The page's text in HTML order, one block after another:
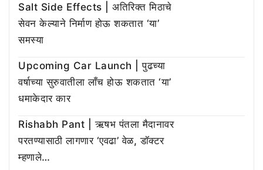
Salt Side Effects | अतिरिक्त मिठाचे
सेवन केल्याने निर्माण होऊ शकतात ‘या’
समस्या
Upcoming Car Launch | पुढच्या
वर्षाच्या सुरुवातीला लाँच होऊ शकतात ‘या’
धमाकेदार कार
Rishabh Pant | ऋषभ पंतला मैदानावर
परतण्यासाठी लागणार ‘एवढा’ वेळ, डॉक्टर
म्हणाले…